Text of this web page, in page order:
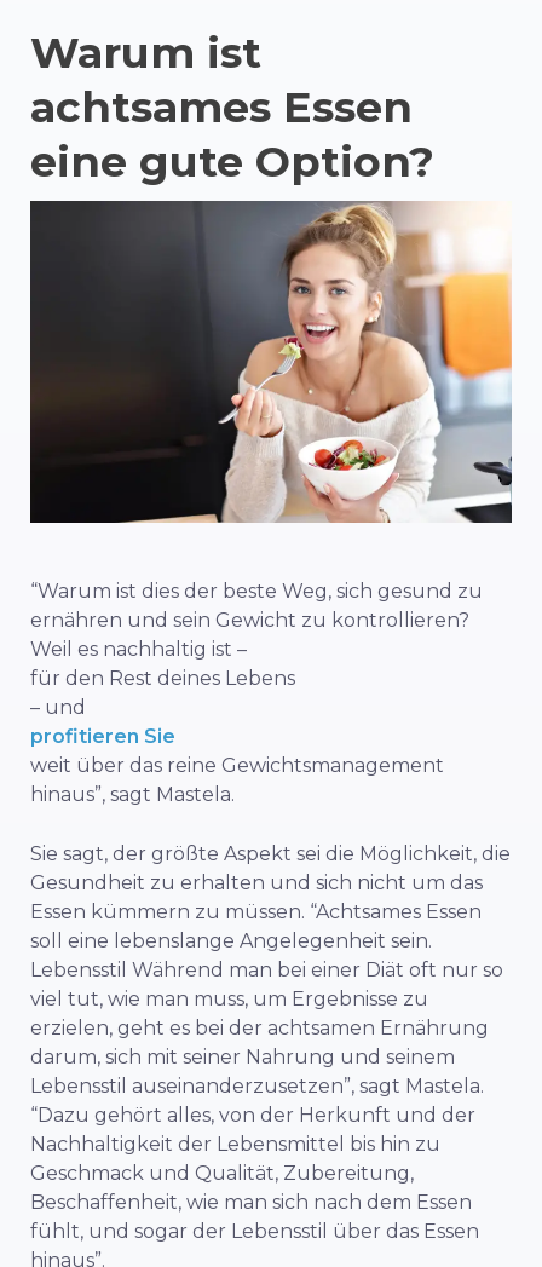
Warum ist
achtsames Essen
eine gute Option?
“Warum ist dies der beste Weg, sich gesund zu
ernähren und sein Gewicht zu kontrollieren?
Weil es nachhaltig ist –
für den Rest deines Lebens
– und
profitieren Sie
weit über das reine Gewichtsmanagement
hinaus”, sagt Mastela.
Sie sagt, der größte Aspekt sei die Möglichkeit, die
Gesundheit zu erhalten und sich nicht um das
Essen kümmern zu müssen. “Achtsames Essen
soll eine lebenslange Angelegenheit sein.
Lebensstil Während man bei einer Diät oft nur so
viel tut, wie man muss, um Ergebnisse zu
erzielen, geht es bei der achtsamen Ernährung
darum, sich mit seiner Nahrung und seinem
Lebensstil auseinanderzusetzen”, sagt Mastela.
“Dazu gehört alles, von der Herkunft und der
Nachhaltigkeit der Lebensmittel bis hin zu
Geschmack und Qualität, Zubereitung,
Beschaffenheit, wie man sich nach dem Essen
fühlt, und sogar der Lebensstil über das Essen
hinaus”.